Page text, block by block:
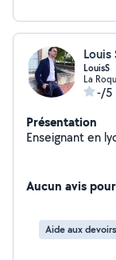
Louis
LouisS
La
-/5
Présentation
Enseignant en
Aucun avis
Aide aux devoirs